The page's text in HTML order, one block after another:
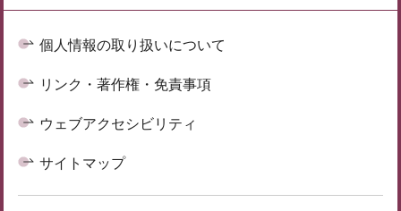
個人情報の取り扱いについて
リンク・著作権・免責事項
ウェブアクセシビリティ
サイトマップ